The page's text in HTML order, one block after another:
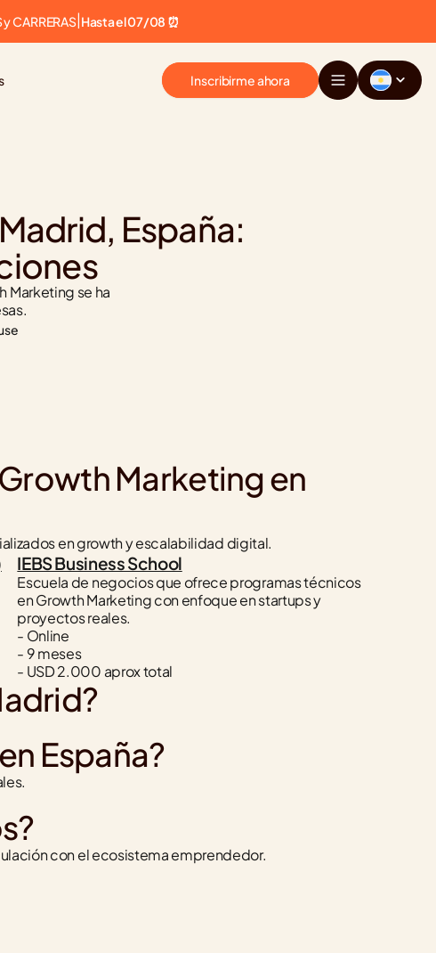
CARRERAS| Hasta el 07/08 ⏰
Inscribirme ahora
España:
Marketing se ha
Marketing en
en growth y escalabilidad digital.
IEBS Business School
Escuela de negocios que ofrece programas técnicos
en Growth Marketing con enfoque en startups y
proyectos reales.
- Online
- 9 meses
- USD 2.000 aprox total
España?
con el ecosistema emprendedor.